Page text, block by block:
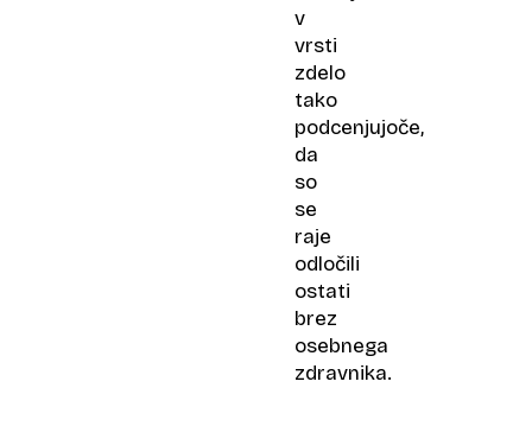
v
vrsti
zdelo
tako
podcenjujoče,
da
so
se
raje
odločili
ostati
brez
osebnega
zdravnika.